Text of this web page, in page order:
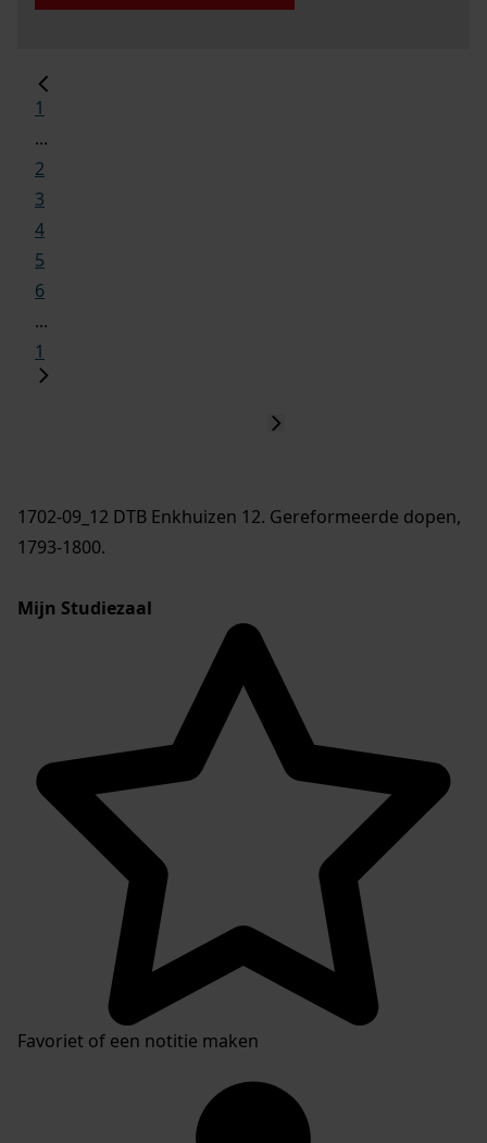
1
...
2
3
4
5
6
...
1
1702-09_12 DTB Enkhuizen 12. Gereformeerde dopen,
1793-1800.
Mijn Studiezaal
Favoriet of een notitie maken